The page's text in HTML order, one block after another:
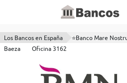
Los Bancos en España ⭐Banco Mare
Baeza
Oficina 3162